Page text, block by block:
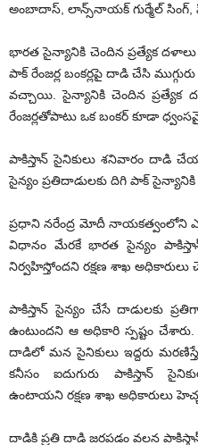
అంబాదాస్, లాన్స్‌నాయక్ గుర్మేల్ సింగ్,
భారత సైన్యానికి చెందిన ప్రత్యేక
పాక్ రేంజర్ల బంకర్లపై దాడి చేసి
వచ్చాయి. సైన్యానికి చెందిన ప్రత్యేక
రేంజర్లతోపాటు ఒక బంకర్ కూడా
పాకిస్తాన్ సైనికులు శనివారం దాడి
సైన్యం ప్రతిదాడులకు దిగి పాక్ సైన్యానికి
ప్రధాని నరేంద్ర మోదీ నాయకత్వంలోని
విధానం మేరకే భారత సైన్యం
నిర్వహిస్తోందని రక్షణ శాఖ అధికారులు
పాకిస్తాన్ సైన్యం చేసే దాడులకు
ఉంటుందని ఆ అధికారి స్పష్టం
దాడిలో మన సైనికులు ఇద్దరు
కనీసం ఐదుగురు పాకిస్తాన్
ఉంటాయని రక్షణ శాఖ అధికారులు
దాడికి ప్రతి దాడి జరపడం వలన